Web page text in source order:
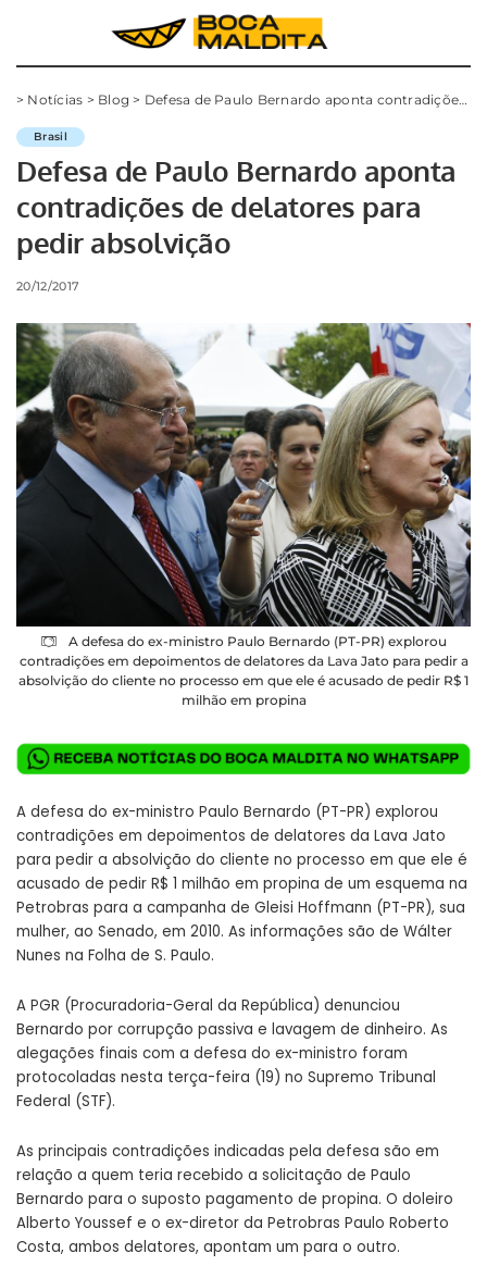
> Notícias > Blog > Defesa de Paulo Bernardo aponta contradições de delatores para pedir absolvição
Brasil
Defesa de Paulo Bernardo aponta
contradições de delatores para
pedir absolvição
20/12/2017
A defesa do ex-ministro Paulo Bernardo (PT-PR) explorou
contradições em depoimentos de delatores da Lava Jato para pedir a
absolvição do cliente no processo em que ele é acusado de pedir R$ 1
milhão em propina
A defesa do ex-ministro Paulo Bernardo (PT-PR) explorou
contradições em depoimentos de delatores da Lava Jato
para pedir a absolvição do cliente no processo em que ele é
acusado de pedir R$ 1 milhão em propina de um esquema na
Petrobras para a campanha de Gleisi Hoffmann (PT-PR), sua
mulher, ao Senado, em 2010. As informações são de Wálter
Nunes na Folha de S. Paulo.
A PGR (Procuradoria-Geral da República) denunciou
Bernardo por corrupção passiva e lavagem de dinheiro. As
alegações finais com a defesa do ex-ministro foram
protocoladas nesta terça-feira (19) no Supremo Tribunal
Federal (STF).
As principais contradições indicadas pela defesa são em
relação a quem teria recebido a solicitação de Paulo
Bernardo para o suposto pagamento de propina. O doleiro
Alberto Youssef e o ex-diretor da Petrobras Paulo Roberto
Costa, ambos delatores, apontam um para o outro.